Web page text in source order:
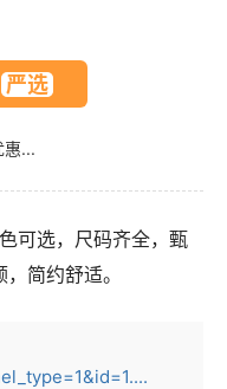
惠...
可选，尺码齐全，甄
简约舒适。